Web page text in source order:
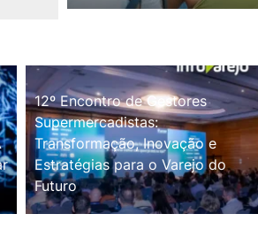
12º Encontro de Gestores
Supermercadistas:
Transformação, Inovação e
Estratégias para o Varejo do
Futuro